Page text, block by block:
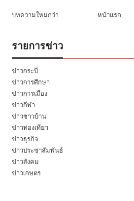
บทความใหม่กว่า หน้าแรก
รายการข่าว
ข่าวกระบี่
ข่าวการศึกษา
ข่าวการเมือง
ข่าวกีฬา
ข่าวชาวบ้าน
ข่าวท่องเที่ยว
ข่าวธุรกิจ
ข่าวประชาสัมพันธ์
ข่าวสังคม
ข่าวเกษตร